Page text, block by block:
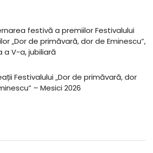
festivă a premiilor Festivalului
„Dor de primăvară, dor de Eminescu”,
a V-a, jubiliară
Festivalului „Dor de primăvară, dor
– Mesici 2026